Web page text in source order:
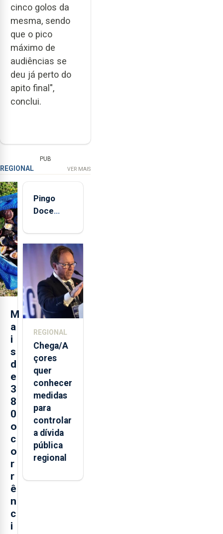
cinco golos da
mesma, sendo
que o pico
máximo de
audiências se
deu já perto do
apito final",
conclui.
PUB
REGIONAL VER MAIS
M
a
i
s
d
e
3
8
0
o
c
o
r
r
ê
n
c
i
Pingo
Doce
quinta-
feira nova
loja em
Sebastião
e cria 30
postos de
REGIONAL
Chega/A
çores
quer
conhecer
medidas
para
controlar
a dívida
pública
regional